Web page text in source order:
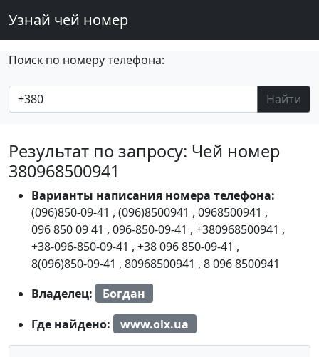
Узнай чей номер
Поиск по номеру телефона:
Найти
Результат по запросу: Чей номер
380968500941
Варианты написания номера телефона:
(096)850-09-41 , (096)8500941 , 0968500941 ,
096 850 09 41 , 096-850-09-41 , +380968500941 ,
+38-096-850-09-41 , +38 096 850-09-41 ,
8(096)850-09-41 , 80968500941 , 8 096 8500941
Владелец:
Богдан
Где найдено:
www.olx.ua